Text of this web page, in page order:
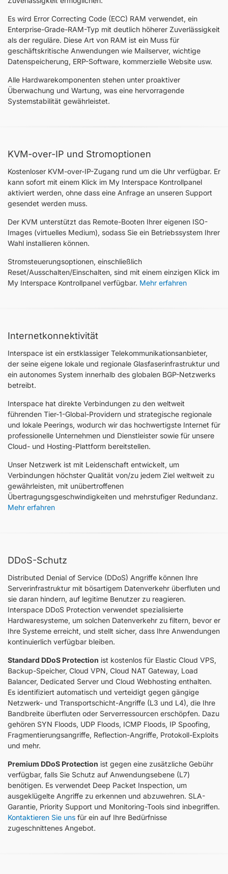
Es wird Error Correcting Code (ECC) RAM verwendet, ein
Enterprise-Grade-RAM-Typ mit deutlich höherer Zuverlässigkeit
als der reguläre. Diese Art von RAM ist ein Muss für
geschäftskritische Anwendungen wie Mailserver, wichtige
Datenspeicherung, ERP-Software, kommerzielle Website usw.
Alle Hardwarekomponenten stehen unter proaktiver
Überwachung und Wartung, was eine hervorragende
Systemstabilität gewährleistet.
KVM-over-IP und Stromoptionen
Kostenloser KVM-over-IP-Zugang rund um die Uhr verfügbar. Er
kann sofort mit einem Klick im My Interspace Kontrollpanel
aktiviert werden, ohne dass eine Anfrage an unseren Support
gesendet werden muss.
Der KVM unterstützt das Remote-Booten Ihrer eigenen ISO-
Images (virtuelles Medium), sodass Sie ein Betriebssystem Ihrer
Wahl installieren können.
Stromsteuerungsoptionen, einschließlich
Reset/Ausschalten/Einschalten, sind mit einem einzigen Klick im
My Interspace Kontrollpanel verfügbar. Mehr erfahren
Internetkonnektivität
Interspace ist ein erstklassiger Telekommunikationsanbieter,
der seine eigene lokale und regionale Glasfaserinfrastruktur und
ein autonomes System innerhalb des globalen BGP-Netzwerks
betreibt.
Interspace hat direkte Verbindungen zu den weltweit
führenden Tier-1-Global-Providern und strategische regionale
und lokale Peerings, wodurch wir das hochwertigste Internet für
professionelle Unternehmen und Dienstleister sowie für unsere
Cloud- und Hosting-Plattform bereitstellen.
Unser Netzwerk ist mit Leidenschaft entwickelt, um
Verbindungen höchster Qualität von/zu jedem Ziel weltweit zu
gewährleisten, mit unübertroffenen
Übertragungsgeschwindigkeiten und mehrstufiger Redundanz.
Mehr erfahren
DDoS-Schutz
Distributed Denial of Service (DDoS) Angriffe können Ihre
Serverinfrastruktur mit bösartigem Datenverkehr überfluten und
sie daran hindern, auf legitime Benutzer zu reagieren.
Interspace DDoS Protection verwendet spezialisierte
Hardwaresysteme, um solchen Datenverkehr zu filtern, bevor er
Ihre Systeme erreicht, und stellt sicher, dass Ihre Anwendungen
kontinuierlich verfügbar bleiben.
Standard DDoS Protection ist kostenlos für Elastic Cloud VPS,
Backup-Speicher, Cloud VPN, Cloud NAT Gateway, Load
Balancer, Dedicated Server und Cloud Webhosting enthalten.
Es identifiziert automatisch und verteidigt gegen gängige
Netzwerk- und Transportschicht-Angriffe (L3 und L4), die Ihre
Bandbreite überfluten oder Serverressourcen erschöpfen. Dazu
gehören SYN Floods, UDP Floods, ICMP Floods, IP Spoofing,
Fragmentierungsangriffe, Reflection-Angriffe, Protokoll-Exploits
und mehr.
Premium DDoS Protection ist gegen eine zusätzliche Gebühr
verfügbar, falls Sie Schutz auf Anwendungsebene (L7)
benötigen. Es verwendet Deep Packet Inspection, um
ausgeklügelte Angriffe zu erkennen und abzuwehren. SLA-
Garantie, Priority Support und Monitoring-Tools sind inbegriffen.
Kontaktieren Sie uns für ein auf Ihre Bedürfnisse
zugeschnittenes Angebot.